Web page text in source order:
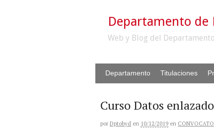
Departamento
Web y Blog del
Departamento Titulaciones
Curso Datos
por Dptobyd en 10/12/2019 en